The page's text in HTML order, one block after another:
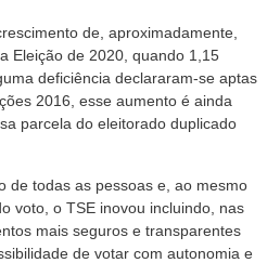
de, aproximadamente,
Eleição de 2020, quando 1,15
deficiência declararam-se aptas
2016, esse aumento é ainda
parcela do eleitorado duplicado
de todas as pessoas e, ao mesmo
voto, o TSE inovou incluindo, nas
mais seguros e transparentes
de votar com autonomia e